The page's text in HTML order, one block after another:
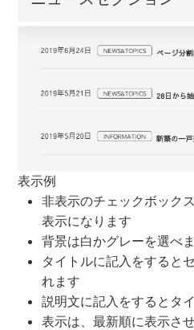
表示例
非表示のチェックボック
表示になります
背景は白かグレーを選べま
タイトルに記入をすると
れます
説明文に記入をするとタ
表示は、最新順に表示さ